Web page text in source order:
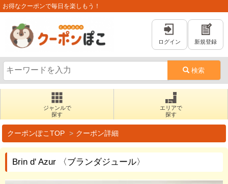
お得なクーポンで毎日を楽しもう！
検索
ログイン 新規登録
ジャンルで
探す
エリアで
探す
クーポンぽこTOP クーポン詳細
Brin d' Azur 〈ブランダジュール〉